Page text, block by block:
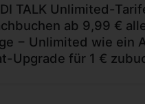
TALK Unlimited-
ab 9,99 €
− Unlimited wie ein
Upgrade für 1 €